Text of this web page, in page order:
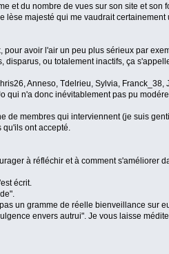
et du nombre de vues sur son site et son
majesté qui me vaudrait
pour avoir l'air un peu plus sérieux par
ou totalement inactifs, ça
Anneso, Tdelrieu, Sylvia,
n'a donc inévitablement pas pu
membres qui interviennent (je suis
qu'ils ont accepté.
à réfléchir et à comment s'améliorer
écrit.
un gramme de réelle bienveillance sur
envers autrui". Je vous laisse